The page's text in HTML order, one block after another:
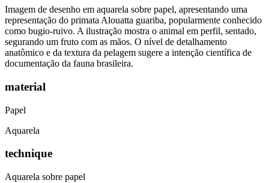
Imagem de desenho em aquarela sobre papel, apresentando uma
representação do primata Alouatta guariba, popularmente conhecido
como bugio-ruivo. A ilustração mostra o animal em perfil, sentado,
segurando um fruto com as mãos. O nível de detalhamento
anatômico e da textura da pelagem sugere a intenção científica de
documentação da fauna brasileira.
material
Papel
Aquarela
technique
Aquarela sobre papel